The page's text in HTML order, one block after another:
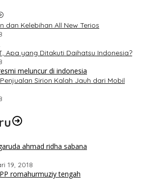
dan Kelebihan All New Terios
Apa yang Ditakuti Daihatsu Indonesia?
Sirion Kalah Jauh dari Mobil
19, 2018